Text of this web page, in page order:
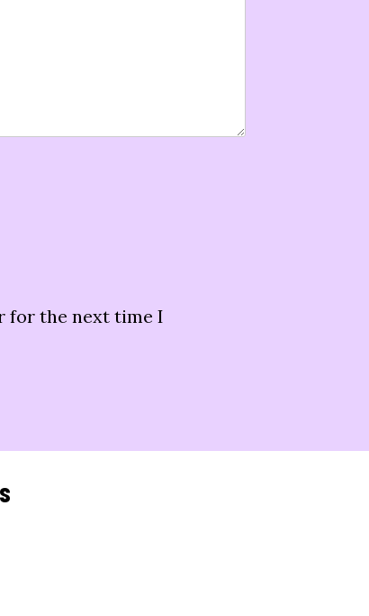
for the next time I